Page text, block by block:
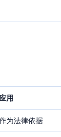
用
为法律依据